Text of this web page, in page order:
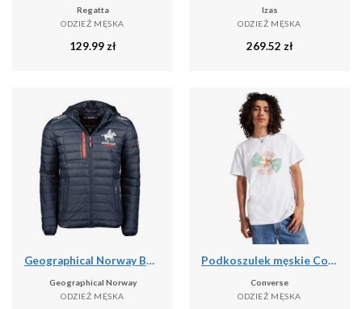
Regatta
ODZIEŻ MĘSKA
129.99 zł
Izas
ODZIEŻ MĘSKA
269.52 zł
Geographical Norway BRICK NAVY GTX kurtka męska (WY6358H).
Geographical Norway
ODZIEŻ MĘSKA
Podkoszulek męskie Converse Con T shirt M Chuck Patch Distort Tee
Converse
ODZIEŻ MĘSKA